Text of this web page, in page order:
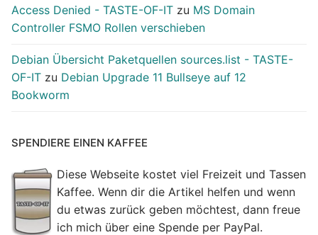
Access Denied - TASTE-OF-IT zu MS Domain
Controller FSMO Rollen verschieben
Debian Übersicht Paketquellen sources.list - TASTE-
OF-IT zu Debian Upgrade 11 Bullseye auf 12
Bookworm
SPENDIERE EINEN KAFFEE
Diese Webseite kostet viel Freizeit und Tassen
Kaffee. Wenn dir die Artikel helfen und wenn
du etwas zurück geben möchtest, dann freue
ich mich über eine Spende per PayPal.